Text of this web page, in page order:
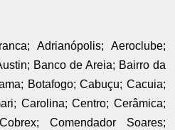
Adrianópolis; Aeroclube;
Banco de Areia; Bairro da
Botafogo; Cabuçu; Cacuia;
Carolina; Centro; Cerâmica;
Comendador Soares;